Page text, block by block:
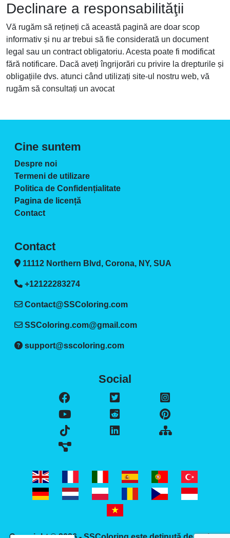
Declinare a responsabilităţii
Vă rugăm să rețineți că această pagină are doar scop
informativ și nu ar trebui să fie considerată un document
legal sau un contract obligatoriu. Acesta poate fi modificat
fără notificare. Dacă aveți îngrijorări cu privire la drepturile și
obligațiile dvs. atunci când utilizați site-ul nostru web, vă
rugăm să consultați un avocat
Cine suntem
Despre noi
Termeni de utilizare
Politica de Confidențialitate
Pagina de licență
Contact
Contact
11112 Northern Blvd, Corona, NY, SUA
+12122283274
Contact@SSColoring.com
SSColoring.com@gmail.com
support@sscoloring.com
Social